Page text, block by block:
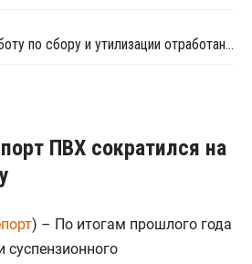
Минприроды усилит работу по сбору и утилизации отработанных шин
ПВХ сократился на
) – По итогам прошлого года
суспензионного